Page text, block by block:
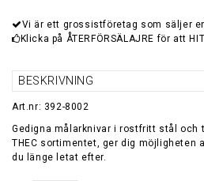
Vi är ett grossistföretag som säljer
Klicka på ÅTERFÖRSÄLAJRE för att
BESKRIVNING
Art.nr: 392-8002
Gedigna målarknivar i rostfritt stål och
THEC sortimentet, ger dig möjligheten
du länge letat efter.